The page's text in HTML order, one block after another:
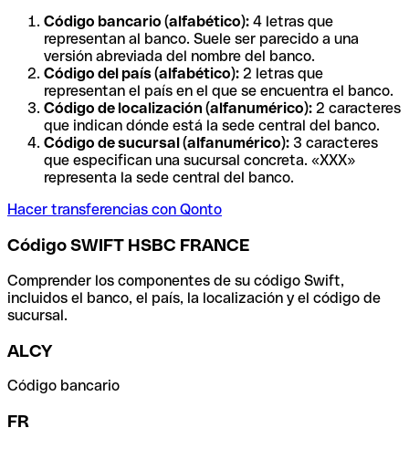
Código bancario (alfabético): 4 letras que
representan al banco. Suele ser parecido a una
versión abreviada del nombre del banco.
Código del país (alfabético): 2 letras que
representan el país en el que se encuentra el banco.
Código de localización (alfanumérico): 2 caracteres
que indican dónde está la sede central del banco.
Código de sucursal (alfanumérico): 3 caracteres
que especifican una sucursal concreta. «XXX»
representa la sede central del banco.
Hacer transferencias con Qonto
Código SWIFT HSBC FRANCE
Comprender los componentes de su código Swift,
incluidos el banco, el país, la localización y el código de
sucursal.
ALCY
Código bancario
FR